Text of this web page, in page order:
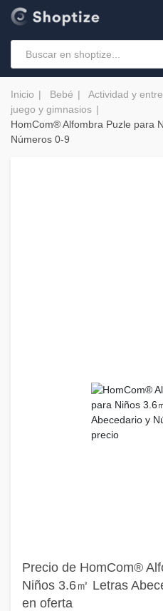
Inicio Bebé Actividad y
juego y gimnasios
HomCom® Alfombra Puzle para
Números 0-9
Precio de HomCom®
Niños 3.6㎡ Letras
en oferta